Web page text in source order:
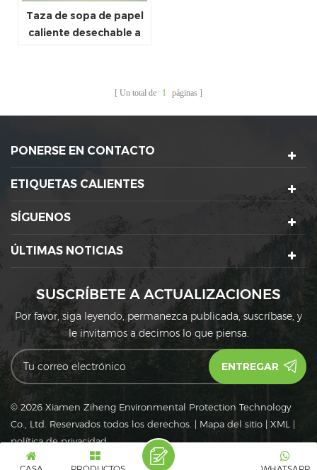
Taza de sopa de papel
caliente desechable a
Un total de 1 páginas
PONERSE EN CONTACTO
ETIQUETAS CALIENTES
SÍGUENOS
ÚLTIMAS NOTICIAS
SUSCRÍBETE A ACTUALIZACIONES
Por favor, siga leyendo, permanezca publicada, suscríbase, y
le invitamos a decirnos lo que piensa.
© 2026 Xiamen Ziheng Environmental Protection Technology
Co., Ltd. Reservados todos los derechos. | Mapa del sitio | XML |
política de privacidad
IPv6
Red IPv6 admitida